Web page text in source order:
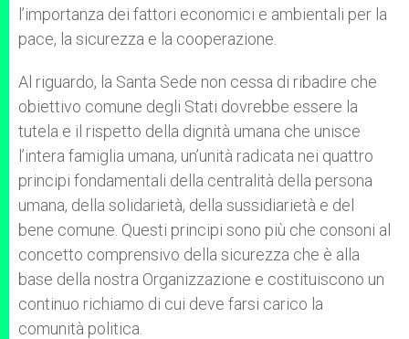
l’importanza dei fattori economici e ambientali per la
pace, la sicurezza e la cooperazione.
Al riguardo, la Santa Sede non cessa di ribadire che
obiettivo comune degli Stati dovrebbe essere la
tutela e il rispetto della dignità umana che unisce
l’intera famiglia umana, un’unità radicata nei quattro
principi fondamentali della centralità della persona
umana, della solidarietà, della sussidiarietà e del
bene comune. Questi principi sono più che consoni al
concetto comprensivo della sicurezza che è alla
base della nostra Organizzazione e costituiscono un
continuo richiamo di cui deve farsi carico la
comunità politica.